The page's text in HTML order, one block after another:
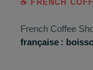
☕ FRENCH
French Coffee
française :